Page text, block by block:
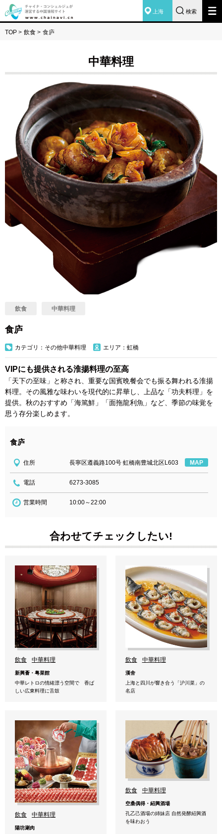
上海 検索
TOP > 飲食 > 食庐
中華料理
飲食 中華料理
食庐
カテゴリ：その他中華料理 エリア：虹橋
VIPにも提供される淮揚料理の至高
「天下の至味」と称され、重要な国賓晩餐会でも振る舞われる淮揚
料理。その風雅な味わいを現代的に昇華し、上品な「功夫料理」を
提供。秋のおすすめ「海篤鮮」「面拖龍利魚」など、季節の味覚を
思う存分楽しめます。
食庐
住所 長寧区遵義路100号 虹橋南豊城北区L603 MAP
電話 6273-3085
営業時間 10:00～22:00
合わせてチェックしたい!
飲食 中華料理
新興薈・粤菜館
中華レトロの情緒漂う空間で 香ば
しい広東料理に舌鼓
飲食 中華料理
漢舍
上海と四川が響き合う「沪川菜」の
名店
飲食 中華料理
陽坊涮肉
飲食 中華料理
空桑偶得・紹興酒場
孔乙己酒場の姉妹店 自然発酵紹興酒
を味わおう